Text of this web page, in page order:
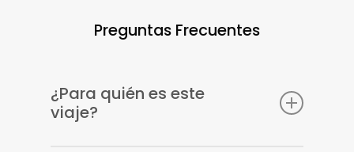
Preguntas Frecuentes
¿Para quién es este
viaje?